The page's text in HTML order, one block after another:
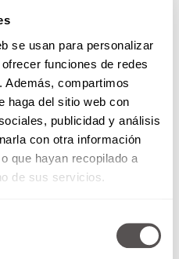
se usan para personalizar
funciones de redes
Además, compartimos
haga del sitio web con
publicidad y análisis
con otra información
que hayan recopilado a
de sus servicios.
prisa todo puede salir
entonces hay que
y la energía
y el aceite, pero en
en esta temporada,
desquiciamiento
si algo no va a la
o se presentan
es porque no te
Deja de empujar